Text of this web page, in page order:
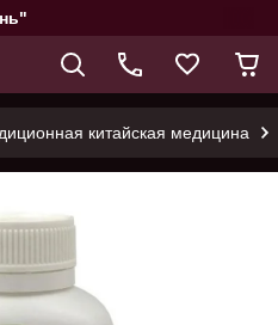
китайская медицина